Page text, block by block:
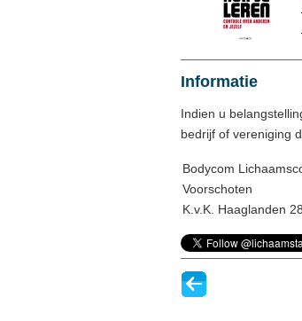
Informatie
Indien u
bedrijf of vereniging
Bodycom
Voorschoten
K.v.K. Haaglanden